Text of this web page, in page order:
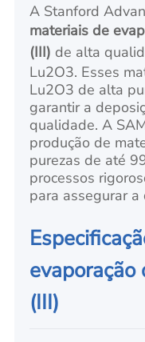
A Stanford
materiais de
(III) de alta
Lu2O3. Esses
Lu2O3 de alta
garantir a
qualidade. A
produção de
purezas de até
processos
para assegurar
(III)